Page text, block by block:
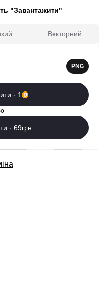
послуги
"Завантажити"
Векторний
PNG
· 1
· 69грн